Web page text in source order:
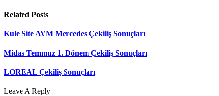
Related Posts
Kule Site AVM Mercedes Çekiliş Sonuçları
Midas Temmuz 1. Dönem Çekiliş Sonuçları
LOREAL Çekiliş Sonuçları
Leave A Reply